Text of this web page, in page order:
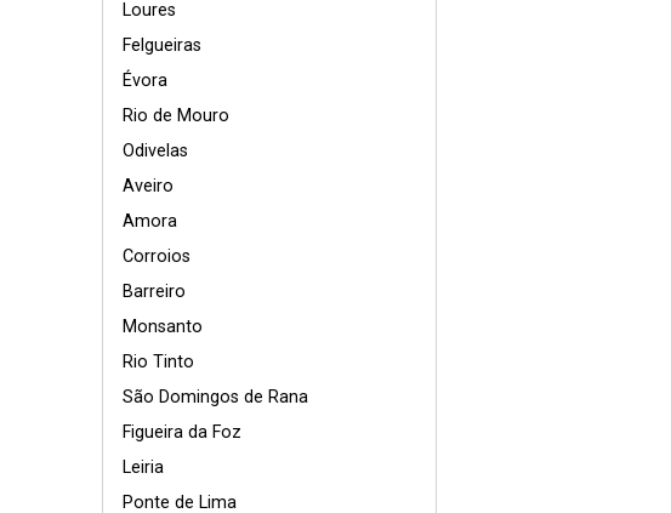
Loures
Felgueiras
Évora
Rio de Mouro
Odivelas
Aveiro
Amora
Corroios
Barreiro
Monsanto
Rio Tinto
São Domingos de Rana
Figueira da Foz
Leiria
Ponte de Lima